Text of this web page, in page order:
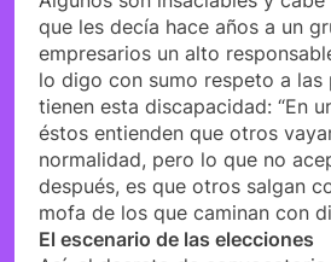
que les decía hace años a un
empresarios un alto
lo digo con sumo respeto a las
tienen esta discapacidad: “En
éstos entienden que otros
normalidad, pero lo que no
después, es que otros salgan
mofa de los que caminan con
El escenario de las elecciones